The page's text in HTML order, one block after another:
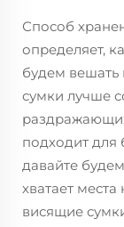
Способ
определяет,
будем вешать
сумки лучше
подходит
давайте
хватает места
висящие